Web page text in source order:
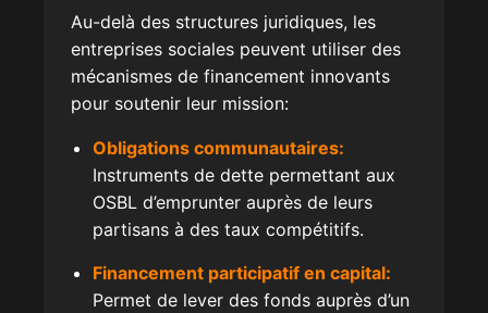
Au-delà des structures juridiques, les
entreprises sociales peuvent utiliser des
mécanismes de financement innovants
pour soutenir leur mission:
Obligations communautaires:
Instruments de dette permettant aux
OSBL d’emprunter auprès de leurs
partisans à des taux compétitifs.
Financement participatif en capital:
Permet de lever des fonds auprès d’un